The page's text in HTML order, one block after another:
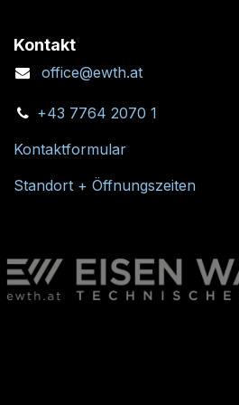
Kontakt
office@ewth.at
+43 7764 2070 1
Kontaktformular
Standort + Öffnungszeiten